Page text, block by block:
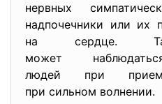
нервных
надпочечники или их
на сердце.
может
людей при
при сильном волнении.